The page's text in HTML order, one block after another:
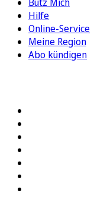
Bütz Mich
Hilfe
Online-Service
Meine Region
Abo kündigen